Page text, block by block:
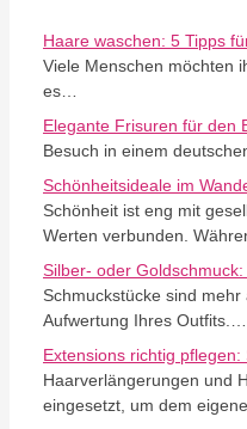
Haare waschen: 5 Tipps
Viele Menschen möchten
es…
Elegante Frisuren für den
Besuch in einem
Schönheitsideale im
Schönheit ist eng mit
Werten verbunden.
Silber- oder
Schmuckstücke sind
Aufwertung Ihres Outfits.…
Extensions richtig pflegen:
Haarverlängerungen und
eingesetzt, um dem